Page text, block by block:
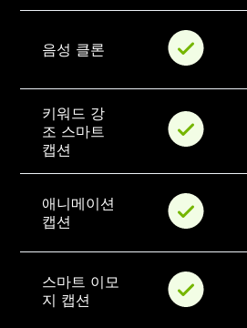
음성 클론
키워드 강
조 스마트
캡션
애니메이션
캡션
스마트 이모
지 캡션